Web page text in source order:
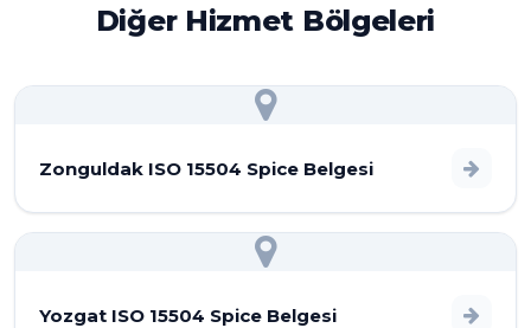
Diğer Hizmet Bölgeleri
Zonguldak ISO 15504 Spice Belgesi
Yozgat ISO 15504 Spice Belgesi